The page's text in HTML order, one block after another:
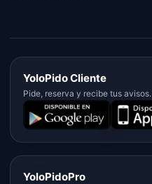
YoloPido Cliente
Pide, reserva y recibe tus avisos.
YoloPidoPro